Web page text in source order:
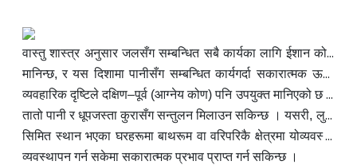
वास्तु शास्त्र अनुसार जलसँग सम्बन्धित सबै कार्यका लागि ईशान कोण
(उत्तर–पूर्व दिशा)उपयुक्त मानिन्छ । यो कोणलाई जलको प्रतीक
मानिन्छ,र यस दिशामा पानीसँग सम्बन्धितकार्यगर्दा सकारात्मक ऊर्जा
प्रवाह हुन्छ भन्ने विश्वास गरिन्छ । तर कपडा धुने स्थानको लागि
व्यवहारिक दृष्टिलेदक्षिण–पूर्व (आग्नेय कोण) पनि उपयुक्त मानिएको छ ।
यसको कारण योहो कि यस दिशा अग्निको प्रतीक मानिन्छ र धुवाँ,
तातो पानी र धूपजस्ताकुरासँग सन्तुलनमिलाउन सकिन्छ ।यसरी, लुगा
धुने स्थान छुट्टै कोठामा भए उपयुक्त मानिन्छ । तर आधुनिक सहर र
सिमित स्थान भएका घरहरूमा बाथरूम वा वरिपरिकै क्षेत्रमा योव्यवस्था
गर्न सकिन्छ । वास्तुशास्त्र अनुसारदिशा र पानी निकासको सही
व्यवस्थापन गर्न सकेमा सकारात्मक प्रभाव प्राप्त गर्न सकिन्छ ।